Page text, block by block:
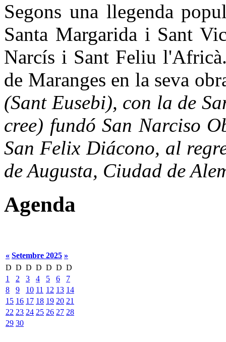
Segons una llegenda
Santa Margarida i Sant
Narcís i Sant Feliu
de Maranges en la seva
(Sant Eusebi), con la de
cree) fundó San Narciso
San Felix Diácono, al
de Augusta, Ciudad de
Agenda
« Setembre 2025 »
D D D D D D D
1
2 3 4 5 6
7
8
9 10 11 12 13 14
15 16 17 18 19 20 21
22 23 24 25 26 27 28
29 30